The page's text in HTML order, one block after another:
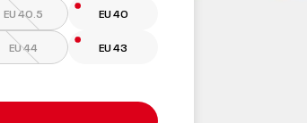
EU 40
EU 40.5
EU 43
EU 44